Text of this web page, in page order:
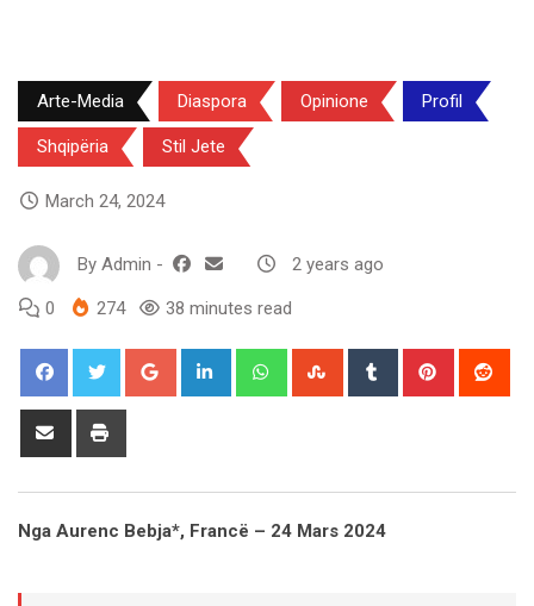
Arte-Media Diaspora Opinione Profil
Shqipëria Stil Jete
March 24, 2024
By Admin - 2 years ago
0 274 38 minutes read
Google+ LinkedIn WhatsappStumbleUpon
Tumblr Pinterest
Share
Nga Aurenc Bebja*, Francë – 24 Mars 2024